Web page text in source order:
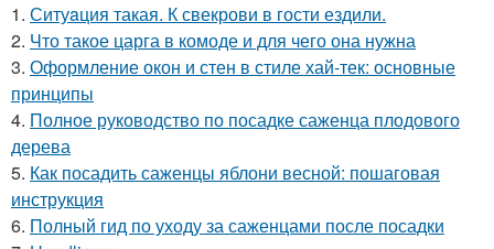
1. Ситуaция такая. К свекрови в гости ездили.
2. Что такое царга в комоде и для чего она нужна
3. Оформление окон и стен в стиле хай-тек: основные
принципы
4. Полное руководство по посадке саженца плодового
дерева
5. Как посадить саженцы яблони весной: пошаговая
инструкция
6. Полный гид по уходу за саженцами после посадки